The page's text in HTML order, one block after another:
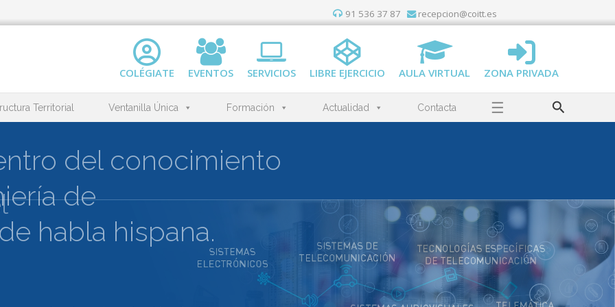
91 536 37 87 recepcion@coitt.es
COLÉGIATE EVENTOS SERVICIOS LIBRE EJERCICIO AULA VIRTUAL ZONA PRIVADA
Territorial Ventanilla Única Formación Actualidad Contacta ☰ Buscar
del conocimiento
de
habla hispana.